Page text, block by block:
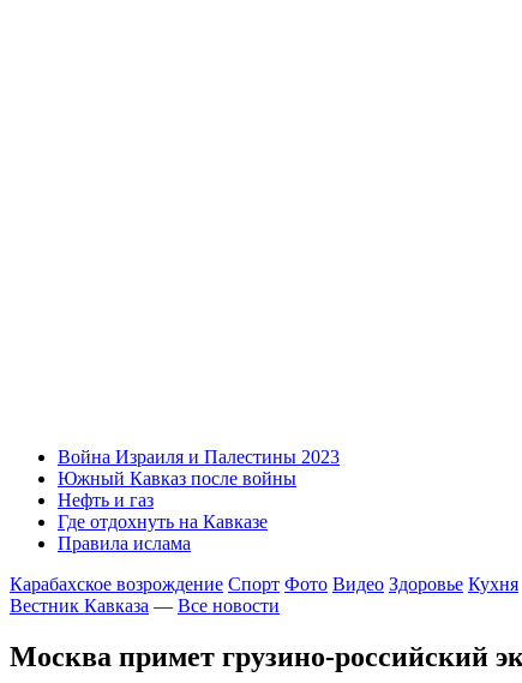
Война Израиля и Палестины 2023
Южный Кавказ после войны
Нефть и газ
Где отдохнуть на Кавказе
Правила ислама
Карабахское возрождение Спорт Фото Видео Здоровье Кухня
Вестник Кавказа — Все новости
Москва примет грузино-российский